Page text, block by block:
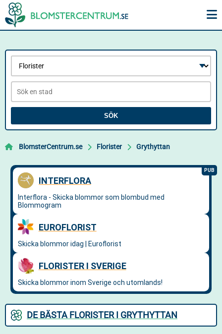
SÖK
BlomsterCentrum.se Florister Grythyttan
DE BÄSTA FLORISTER I GRYTHYTTAN